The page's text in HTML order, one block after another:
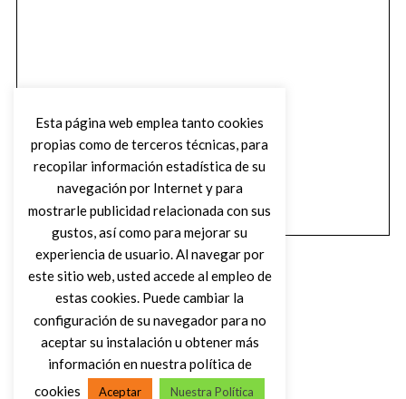
Esta página web emplea tanto cookies
propias como de terceros técnicas, para
recopilar información estadística de su
navegación por Internet y para
mostrarle publicidad relacionada con sus
gustos, así como para mejorar su
experiencia de usuario. Al navegar por
este sitio web, usted accede al empleo de
estas cookies. Puede cambiar la
configuración de su navegador para no
aceptar su instalación u obtener más
información en nuestra política de
cookies
Aceptar Nuestra Política